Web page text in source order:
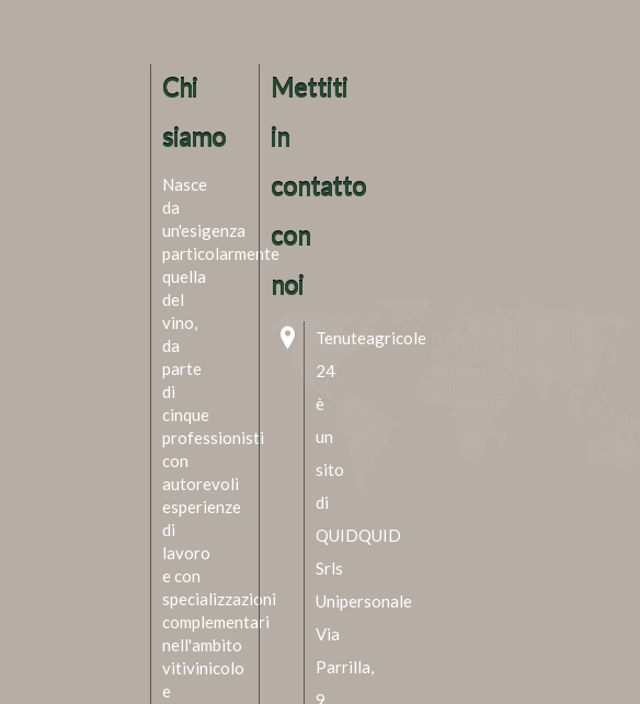
Chi
siamo
Nasce
da
un'esigenza
particolarmente
quella
del
vino,
da
parte
di
cinque
professionisti
con
autorevoli
esperienze
di
lavoro
e con
specializzazioni
complementari
nell'ambito
vitivinicolo
e
Mettiti
in
contatto
con
noi
Tenuteagricole
24
è
un
sito
di
QUIDQUID
Srls
Unipersonale
Via
Parrilla,
9